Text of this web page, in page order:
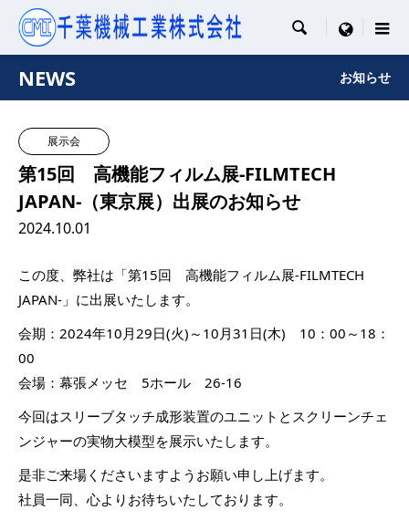
 menu
NEWS お知らせ
展示会
第15回 高機能フィルム展-FILMTECH
JAPAN-（東京展）出展のお知らせ
2024.10.01
この度、弊社は「第15回 高機能フィルム展-FILMTECH
JAPAN-」に出展いたします。
会期：2024年10月29日(火)～10月31日(木) 10：00～18：
00
会場：幕張メッセ 5ホール 26-16
今回はスリーブタッチ成形装置のユニットとスクリーンチェ
ンジャーの実物大模型を展示いたします。
是非ご来場くださいますようお願い申し上げます。
社員一同、心よりお待ちいたしております。